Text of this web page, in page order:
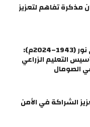
مذكرة تفاهم لتعزيز
البروفيسور محمود عبدي نور (1943–2024م):
التعليم الزراعي
الصومال
الشراكة في الأمن